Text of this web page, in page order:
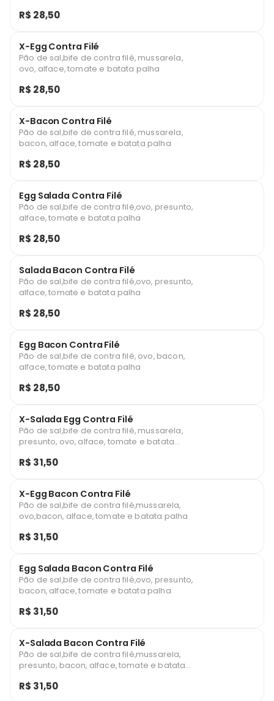
R$ 28,50
X-Egg Contra Filé
Pão de sal,bife de contra filé, mussarela,
ovo, alface, tomate e batata palha
R$ 28,50
X-Bacon Contra Filé
Pão de sal,bife de contra filé, mussarela,
bacon, alface, tomate e batata palha
R$ 28,50
Egg Salada Contra Filé
Pão de sal,bife de contra filé,ovo, presunto,
alface, tomate e batata palha
R$ 28,50
Salada Bacon Contra Filé
Pão de sal,bife de contra filé,ovo, presunto,
alface, tomate e batata palha
R$ 28,50
Egg Bacon Contra Filé
Pão de sal,bife de contra filé, ovo, bacon,
alface, tomate e batata palha
R$ 28,50
X-Salada Egg Contra Filé
Pão de sal,bife de contra filé, mussarela,
presunto, ovo, alface, tomate e batata
R$ 31,50
X-Egg Bacon Contra Filé
Pão de sal,bife de contra filé,mussarela,
ovo,bacon, alface, tomate e batata palha
R$ 31,50
Egg Salada Bacon Contra Filé
Pão de sal,bife de contra filé,ovo, presunto,
bacon, alface, tomate e batata palha
R$ 31,50
X-Salada Bacon Contra Filé
Pão de sal,bife de contra filé,mussarela,
presunto, bacon, alface, tomate e batata
R$ 31,50